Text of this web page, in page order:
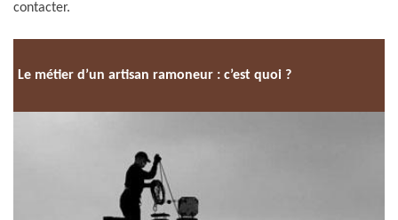
contacter.
Le métier d’un artisan ramoneur : c’est quoi ?